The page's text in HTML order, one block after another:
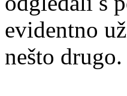
evidentno
nešto drugo.